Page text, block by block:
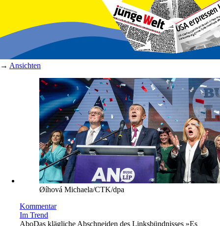
→ Ansichten
Øíhová Michaela/CTK/dpa
Kommentar
Im Trend
AboDas klägliche Abschneiden des Linksbündnisses »Es